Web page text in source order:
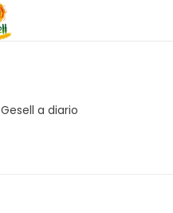
Gesell a diario